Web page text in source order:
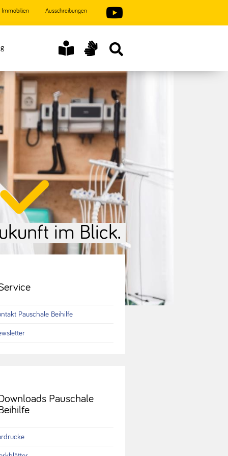
Immobilien Ausschreibungen
im Blick.
Pauschale Beihilfe
Pauschale